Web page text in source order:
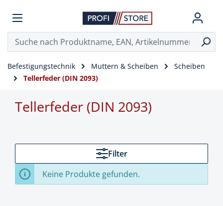
Befestigungstechnik Muttern & Scheiben
Scheiben
Tellerfeder (DIN 2093)
Tellerfeder (DIN 2093)
Filter
Keine Produkte gefunden.